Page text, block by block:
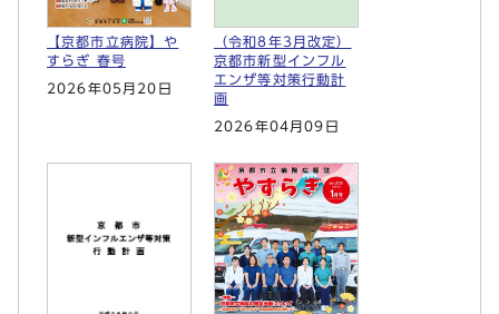
【京都市立病院】や
すらぎ 春号
2026年05月20日
（令和8年3月改定）
京都市新型インフル
エンザ等対策行動計
画
2026年04月09日